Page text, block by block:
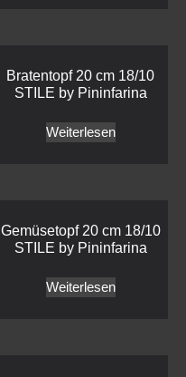
Bratentopf 20 cm 18/10
STILE by Pininfarina
Weiterlesen
Gemüsetopf 20 cm 18/10
STILE by Pininfarina
Weiterlesen